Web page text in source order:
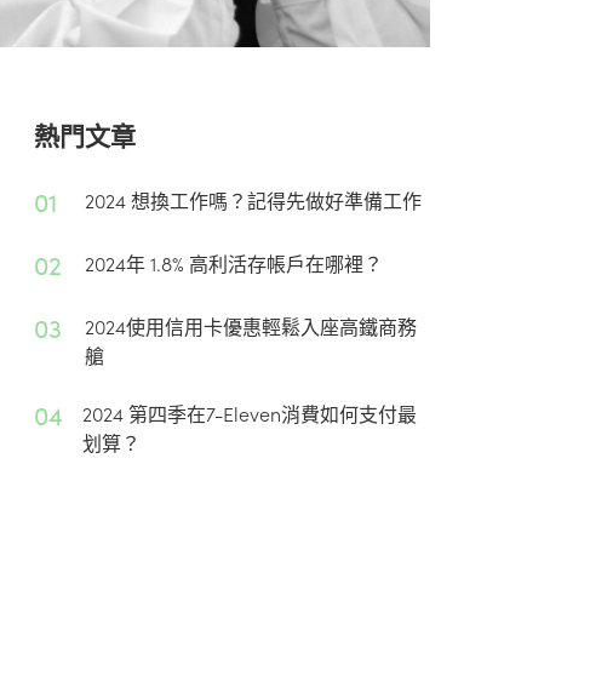
熱門文章
01 2024 想換工作嗎？記得先做好準備工作
02 2024年 1.8% 高利活存帳戶在哪裡？
03
2024使用信用卡優惠輕鬆入座高鐵商務
艙
04
2024 第四季在7-Eleven消費如何支付最
划算？